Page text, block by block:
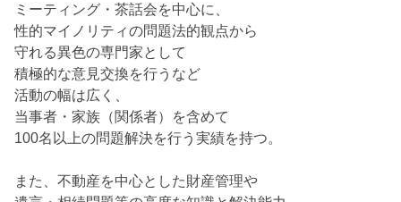
ミーティング・茶話会を中心に、
性的マイノリティの問題法的観点から
守れる異色の専門家として
積極的な意見交換を行うなど
活動の幅は広く、
当事者・家族（関係者）を含めて
100名以上の問題解決を行う実績を持つ。
また、不動産を中心とした財産管理や